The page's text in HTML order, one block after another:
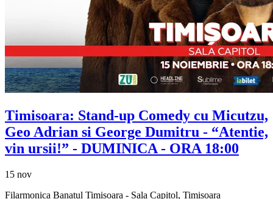
Timisoara: Stand-up Comedy cu Micutzu,
Geo Adrian si George Dumitru - “Atentie,
vin ursii!” - DUMINICA - ORA 18:00
15 nov
Filarmonica Banatul Timisoara - Sala Capitol, Timisoara